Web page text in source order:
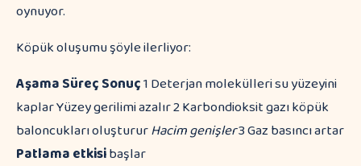
oynuyor.
Köpük oluşumu şöyle ilerliyor:
AşamaSüreçSonuç1 Deterjan molekülleri su yüzeyini
kaplar Yüzey gerilimi azalır 2 Karbondioksit gazı köpük
baloncukları oluştururHacim genişler3 Gaz basıncı artar
Patlama etkisibaşlar